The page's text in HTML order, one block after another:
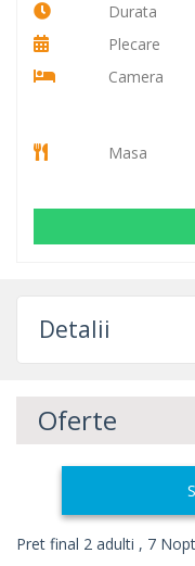
Durata
Plecare
Camera
Masa
Detalii
Oferte
Pret final 2 adulti , 7